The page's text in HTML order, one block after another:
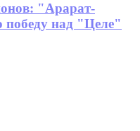
"Арарат-
над "Целе"